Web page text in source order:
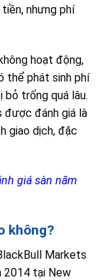
nhưng phí
hoạt động,
thể phát sinh phí
bỏ trống quá lâu.
được đánh giá là
giao dịch, đặc
giá sàn năm
không?
Markets
2014 tại New